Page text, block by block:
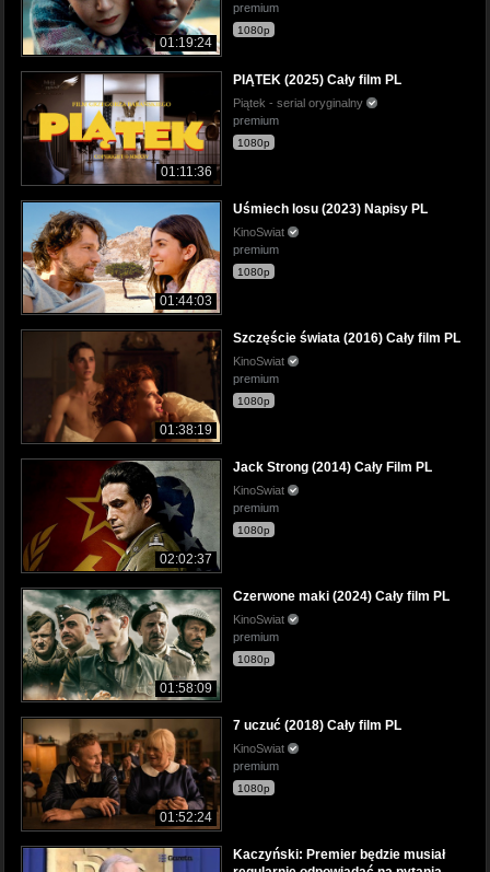
01:19:24
premium
1080p
01:11:36
PIĄTEK (2025) Cały film PL
Piątek - serial oryginalny
premium
1080p
01:44:03
Uśmiech losu (2023) Napisy PL
KinoSwiat
premium
1080p
01:38:19
Szczęście świata (2016) Cały film PL
KinoSwiat
premium
1080p
02:02:37
Jack Strong (2014) Cały Film PL
KinoSwiat
premium
1080p
01:58:09
Czerwone maki (2024) Cały film PL
KinoSwiat
premium
1080p
01:52:24
7 uczuć (2018) Cały film PL
KinoSwiat
premium
1080p
Kaczyński: Premier będzie musiał